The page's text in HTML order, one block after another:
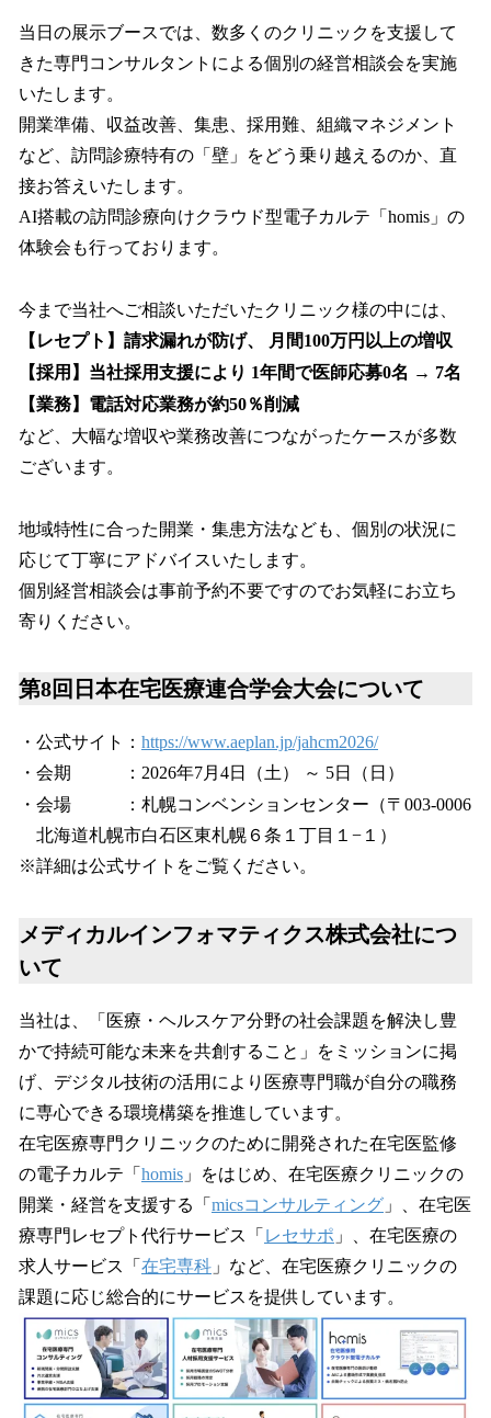
当日の展示ブースでは、数多くのクリニックを支援して
きた専門コンサルタントによる個別の経営相談会を実施
いたします。
開業準備、収益改善、集患、採用難、組織マネジメント
など、訪問診療特有の「壁」をどう乗り越えるのか、直
接お答えいたします。
AI搭載の訪問診療向けクラウド型電子カルテ「homis」の
体験会も行っております。
今まで当社へご相談いただいたクリニック様の中には、
【レセプト】請求漏れが防げ、 月間100万円以上の増収
【採用】当社採用支援により 1年間で医師応募0名 → 7名
【業務】電話対応業務が約50％削減
など、大幅な増収や業務改善につながったケースが多数
ございます。
地域特性に合った開業・集患方法なども、個別の状況に
応じて丁寧にアドバイスいたします。
個別経営相談会は事前予約不要ですのでお気軽にお立ち
寄りください。
第8回日本在宅医療連合学会大会について
・公式サイト： https://www.aeplan.jp/jahcm2026/
・会期 ：2026年7月4日（土） ～ 5日（日）
・会場 ：札幌コンベンションセンター（〒003-0006
北海道札幌市白石区東札幌６条１丁目１−１）
※詳細は公式サイトをご覧ください。
メディカルインフォマティクス株式会社につ
いて
当社は、「医療・ヘルスケア分野の社会課題を解決し豊
かで持続可能な未来を共創すること」をミッションに掲
げ、デジタル技術の活用により医療専門職が自分の職務
に専心できる環境構築を推進しています。
在宅医療専門クリニックのために開発された在宅医監修
の電子カルテ「 homis 」をはじめ、在宅医療クリニックの
開業・経営を支援する「 micsコンサルティング 」、在宅医
療専門レセプト代行サービス「 レセサポ 」、在宅医療の
求人サービス「 在宅専科 」など、在宅医療クリニックの
課題に応じ総合的にサービスを提供しています。